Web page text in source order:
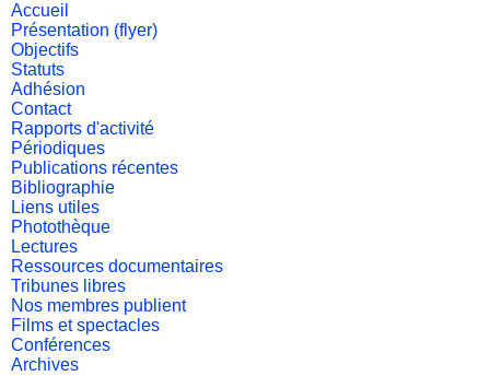
Accueil
Présentation (flyer)
Objectifs
Statuts
Adhésion
Contact
Rapports d'activité
Périodiques
Publications récentes
Bibliographie
Liens utiles
Photothèque
Lectures
Ressources documentaires
Tribunes libres
Nos membres publient
Films et spectacles
Conférences
Archives